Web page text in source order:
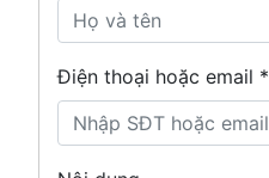
Điện thoại hoặc email *